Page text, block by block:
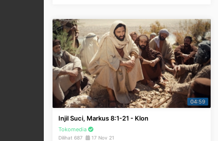
04:59
Injil Suci, Markus 8:1-21 - Klon
Tokomedia
Dilihat 687 17 Nov 21